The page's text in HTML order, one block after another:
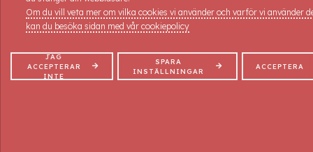
Om du vill veta mer om vilka cookies vi använder och varför vi använder
kan du besöka sidan med vår cookiepolicy
JAG
ACCEPTERAR
INTE
SPARA
INSTÄLLNINGAR
ACCEPTERA